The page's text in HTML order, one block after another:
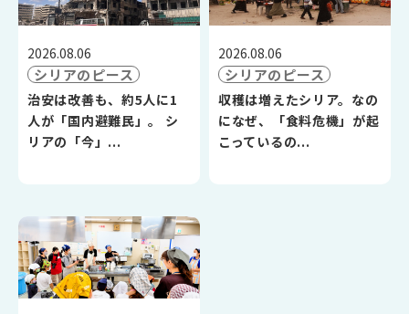
2026.08.06
シリアのピース
治安は改善も、約5人に1
人が「国内避難民」。 シ
リアの「今」...
2026.08.06
シリアのピース
収穫は増えたシリア。なの
になぜ、「食料危機」が起
こっているの...